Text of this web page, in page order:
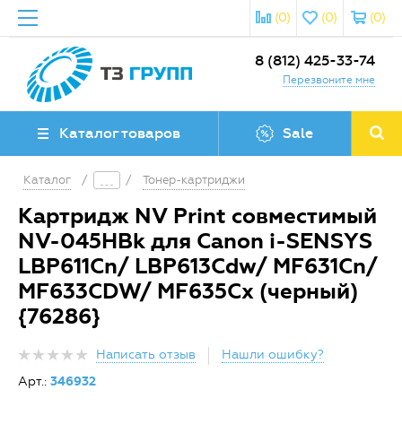
(0)
(0)
(0)
8 (812) 425-33-74
Перезвоните мне
Каталог товаров Sale
Каталог / / Тонер-картриджи
Картридж NV Print совместимый
NV-045HBk для Canon i-SENSYS
LBP611Cn/ LBP613Cdw/ MF631Cn/
MF633CDW/ MF635Cx (черный)
{76286}
Написать отзыв
Нашли ошибку?
Арт.: 346932